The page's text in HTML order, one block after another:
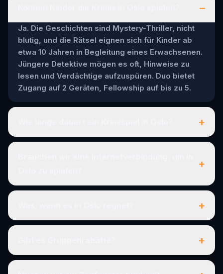
–
Ja. Die Geschichten sind Mystery-Thriller, nicht
blutig, und die Rätsel eignen sich für Kinder ab
etwa 10 Jahren in Begleitung eines Erwachsenen.
Jüngere Detektive mögen es oft, Hinweise zu
lesen und Verdächtige aufzuspüren. Duo bietet
Zugang auf 2 Geräten, Fellowship auf bis zu 5.
+
+
+
+